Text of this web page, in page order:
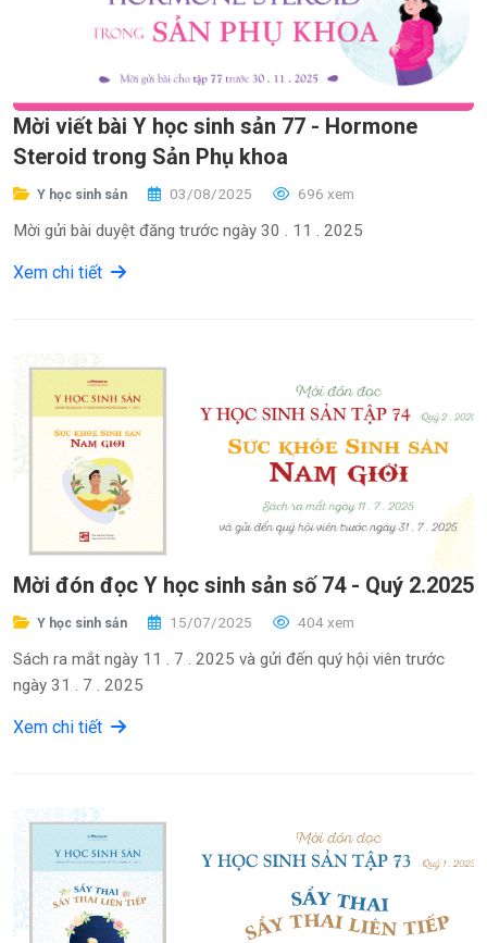
Mời viết bài Y học sinh sản 77 - Hormone
Steroid trong Sản Phụ khoa
Y học sinh sản 03/08/2025 696 xem
Mời gửi bài duyệt đăng trước ngày 30 . 11 . 2025
Xem chi tiết
Mời đón đọc Y học sinh sản số 74 - Quý 2.2025
Y học sinh sản 15/07/2025 404 xem
Sách ra mắt ngày 11 . 7 . 2025 và gửi đến quý hội viên trước
ngày 31 . 7 . 2025
Xem chi tiết